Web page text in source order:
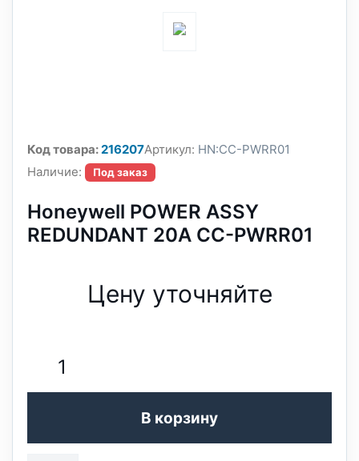
Код товара:216207Артикул: HN:CC-PWRR01
Наличие:
Под заказ
Honeywell POWER ASSY
REDUNDANT 20A CC-PWRR01
Цену уточняйте
В корзину